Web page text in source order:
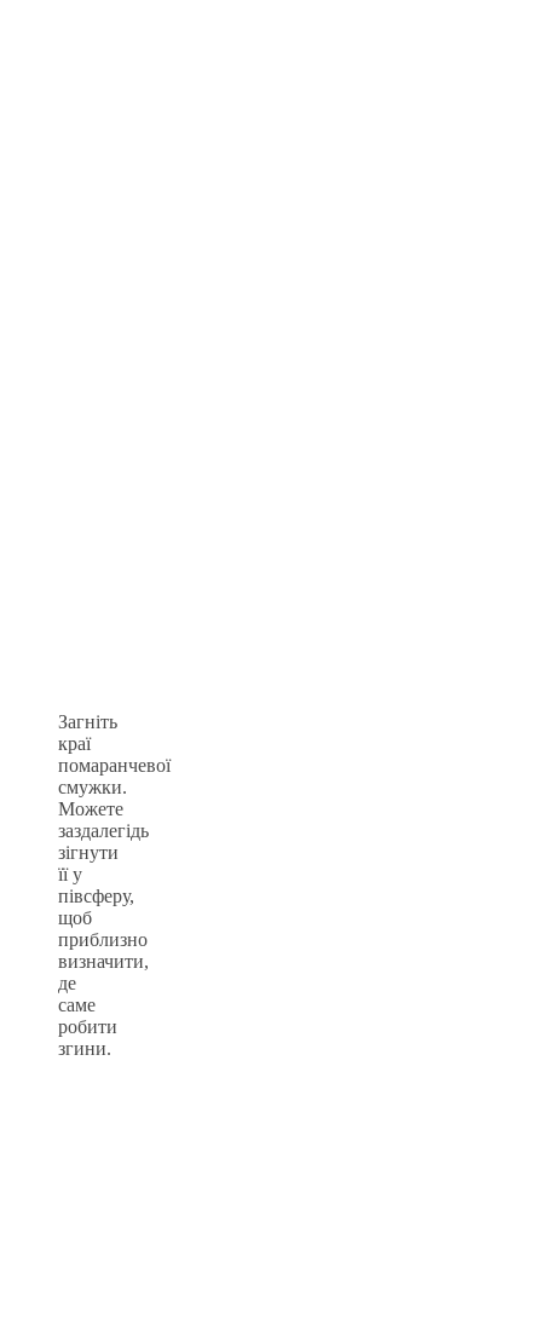
Загніть
краї
помаранчевої
смужки.
Можете
заздалегідь
зігнути
її у
півсферу,
щоб
приблизно
визначити,
де
саме
робити
згини.